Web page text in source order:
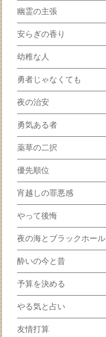
幽霊の主張
安らぎの香り
幼稚な人
勇者じゃなくても
夜の治安
勇気ある者
薬草の二択
優先順位
宵越しの罪悪感
やって後悔
夜の海とブラックホール
酔いの今と昔
予算を決める
やる気と占い
友情打算